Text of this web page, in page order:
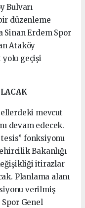
Bulvarı
düzenleme
Sinan Erdem Spor
Ataköy
yolu geçişi
mevcut
devam edecek.
fonksiyonu
Bakanlığı
itirazlar
Planlama alanı
verilmiş
Genel